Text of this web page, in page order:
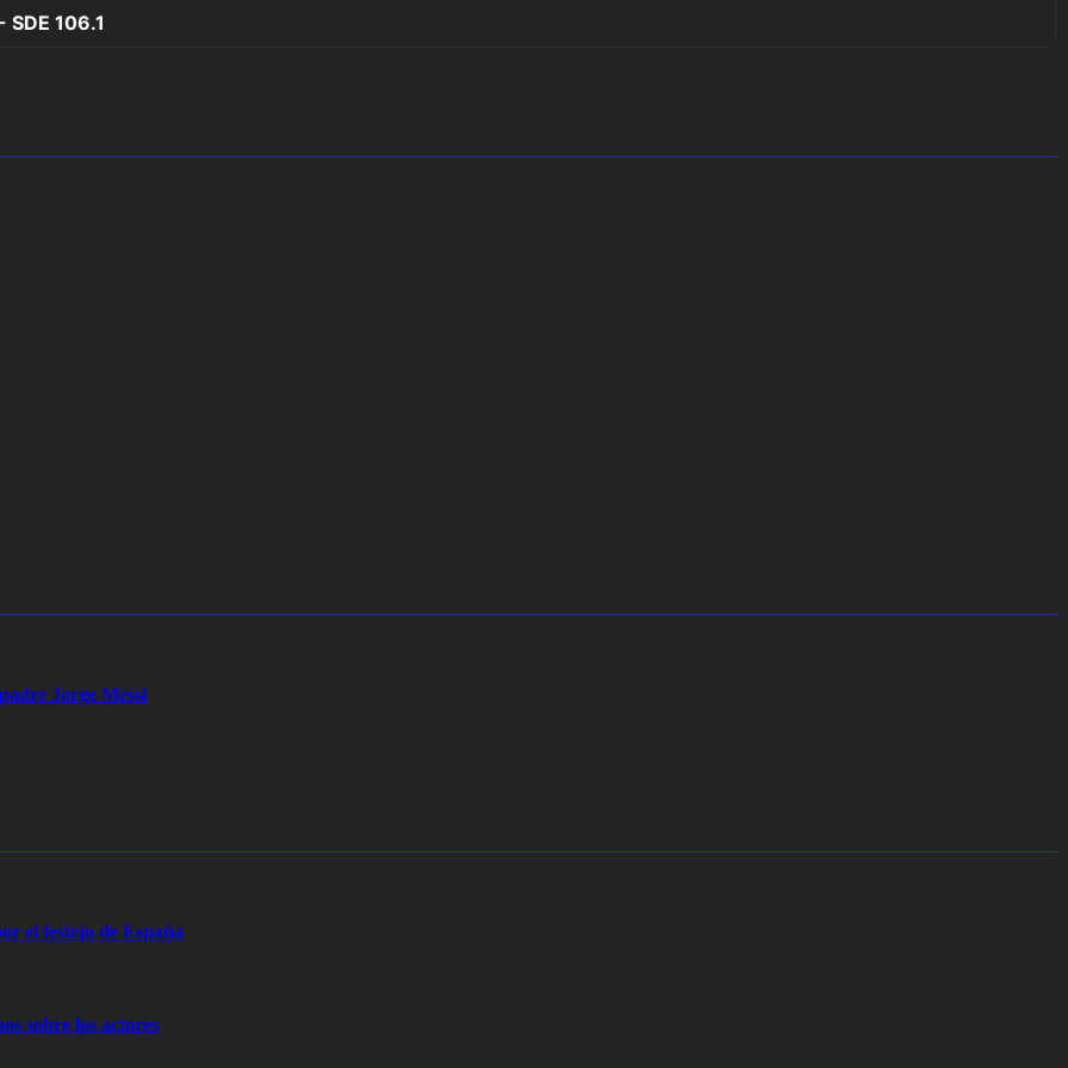
Jorge Messi
el festejo de España
sobre los actores